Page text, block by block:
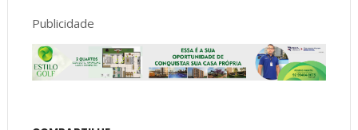
Publicidade